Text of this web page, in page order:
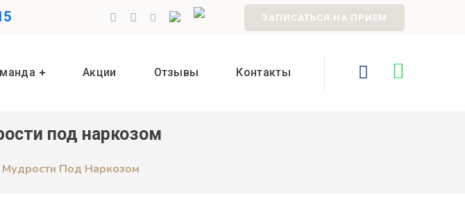
ЗАПИСАТЬСЯ НА ПРИЕМ
Акции Отзывы Контакты
под наркозом
Под Наркозом